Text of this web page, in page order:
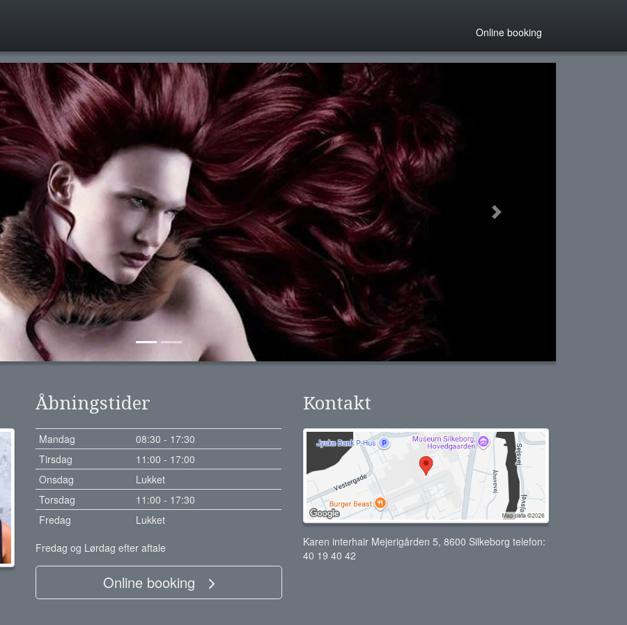
Online booking
Next
Åbningstider
Mandag
08:30 - 17:30
Tirsdag
11:00 - 17:00
Onsdag
Lukket
Torsdag
11:00 - 17:30
Fredag
Lukket
Fredag og Lørdag efter aftale
Online booking
Kontakt
Karen interhair Mejerigården 5, 8600 Silkeborg telefon:
40 19 40 42